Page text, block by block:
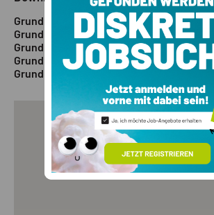
Grundriss 1
Grundriss 2
Grundriss 3
Grundriss 4
Grundriss 5